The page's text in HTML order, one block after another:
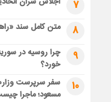
7
8 متن کامل سند
9
چرا روسیه در
خورد؟
10
سفر سرپرست
مسعود؛ ماجرا